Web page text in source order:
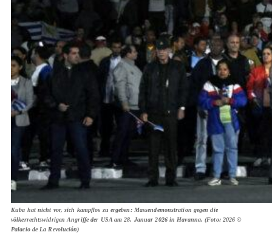
Kuba hat nicht vor, sich kampflos zu ergeben: Massendemonstration gegen die
völkerrechtswidrigen Angriffe der USA am 28. Januar 2026 in Havanna. (Foto: 2026 ©
Palacio de La Revolución)